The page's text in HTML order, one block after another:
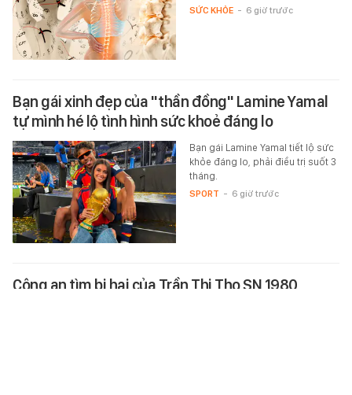
SỨC KHỎE - 6 giờ trước
Bạn gái xinh đẹp của "thần đồng" Lamine Yamal
tự mình hé lộ tình hình sức khoẻ đáng lo
Bạn gái Lamine Yamal tiết lộ sức
khỏe đáng lo, phải điều trị suốt 3
tháng.
SPORT - 6 giờ trước
Công an tìm bị hại của Trần Thị Tho SN 1980